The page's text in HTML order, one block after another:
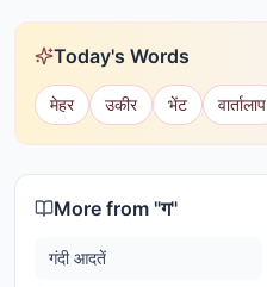
Today's Words
मेहर उकीर भेंट वार्तालाप
More from "ग"
गंदी आदतें